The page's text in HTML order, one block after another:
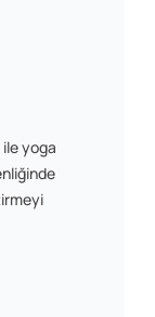
yoga